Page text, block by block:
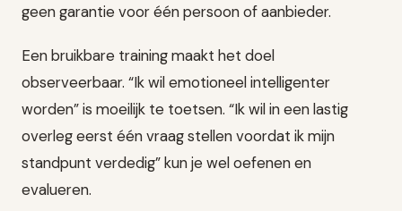
geen garantie voor één persoon of aanbieder.
Een bruikbare training maakt het doel
observeerbaar. “Ik wil emotioneel intelligenter
worden” is moeilijk te toetsen. “Ik wil in een lastig
overleg eerst één vraag stellen voordat ik mijn
standpunt verdedig” kun je wel oefenen en
evalueren.